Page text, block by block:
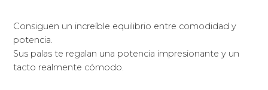
Consiguen un increíble equilibrio entre comodidad y
potencia.
Sus palas te regalan una potencia impresionante y un
tacto realmente cómodo.